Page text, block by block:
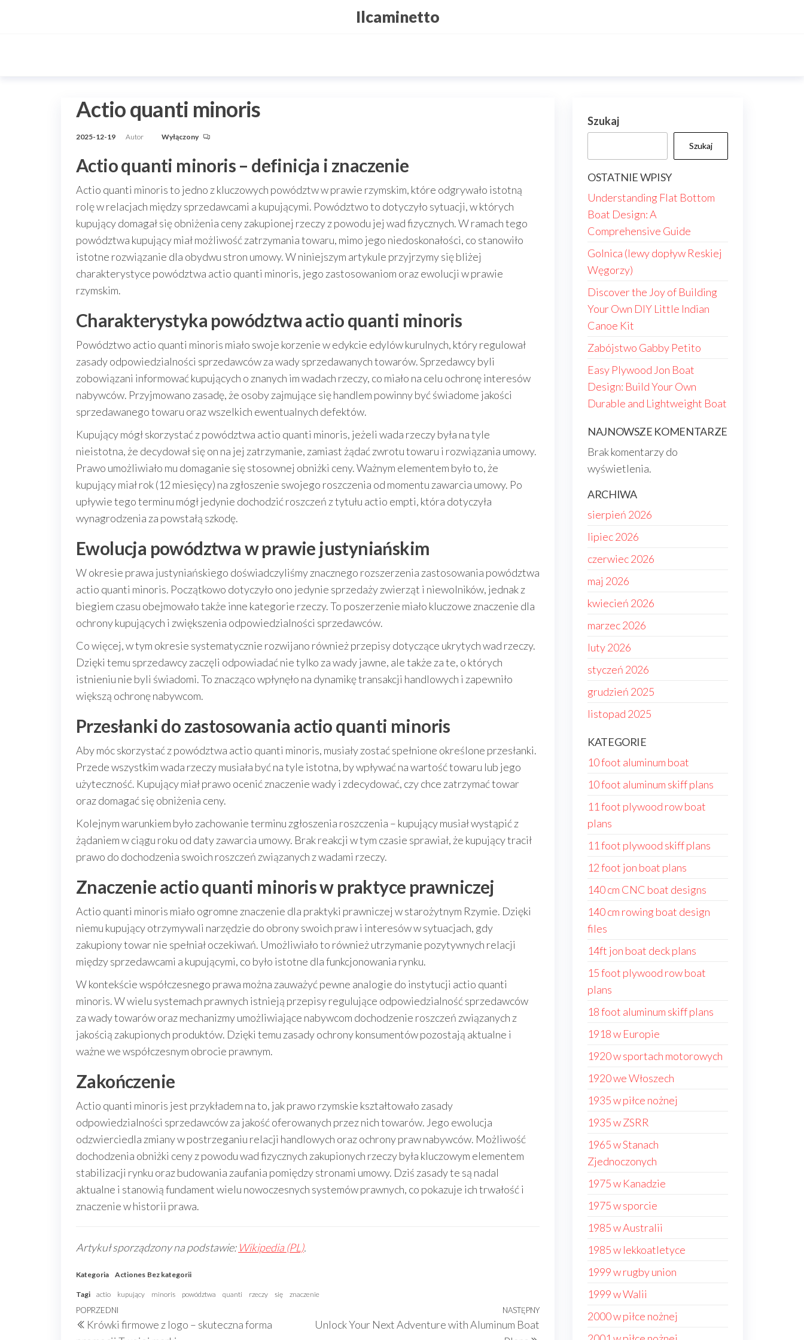
Ilcaminetto
Actio quanti minoris
2025-12-19 Autor Wyłączony
Actio quanti minoris – definicja i znaczenie
Actio quanti minoris to jedno z kluczowych powództw w prawie rzymskim, które odgrywało istotną
rolę w relacjach między sprzedawcami a kupującymi. Powództwo to dotyczyło sytuacji, w których
kupujący domagał się obniżenia ceny zakupionej rzeczy z powodu jej wad fizycznych. W ramach tego
powództwa kupujący miał możliwość zatrzymania towaru, mimo jego niedoskonałości, co stanowiło
istotne rozwiązanie dla obydwu stron umowy. W niniejszym artykule przyjrzymy się bliżej
charakterystyce powództwa actio quanti minoris, jego zastosowaniom oraz ewolucji w prawie
rzymskim.
Charakterystyka powództwa actio quanti minoris
Powództwo actio quanti minoris miało swoje korzenie w edykcie edylów kurulnych, który regulował
zasady odpowiedzialności sprzedawców za wady sprzedawanych towarów. Sprzedawcy byli
zobowiązani informować kupujących o znanych im wadach rzeczy, co miało na celu ochronę interesów
nabywców. Przyjmowano zasadę, że osoby zajmujące się handlem powinny być świadome jakości
sprzedawanego towaru oraz wszelkich ewentualnych defektów.
Kupujący mógł skorzystać z powództwa actio quanti minoris, jeżeli wada rzeczy była na tyle
nieistotna, że decydował się on na jej zatrzymanie, zamiast żądać zwrotu towaru i rozwiązania umowy.
Prawo umożliwiało mu domaganie się stosownej obniżki ceny. Ważnym elementem było to, że
kupujący miał rok (12 miesięcy) na zgłoszenie swojego roszczenia od momentu zawarcia umowy. Po
upływie tego terminu mógł jedynie dochodzić roszczeń z tytułu actio empti, która dotyczyła
wynagrodzenia za powstałą szkodę.
Ewolucja powództwa w prawie justyniańskim
W okresie prawa justyniańskiego doświadczyliśmy znacznego rozszerzenia zastosowania powództwa
actio quanti minoris. Początkowo dotyczyło ono jedynie sprzedaży zwierząt i niewolników, jednak z
biegiem czasu obejmowało także inne kategorie rzeczy. To poszerzenie miało kluczowe znaczenie dla
ochrony kupujących i zwiększenia odpowiedzialności sprzedawców.
Co więcej, w tym okresie systematycznie rozwijano również przepisy dotyczące ukrytych wad rzeczy.
Dzięki temu sprzedawcy zaczęli odpowiadać nie tylko za wady jawne, ale także za te, o których
istnieniu nie byli świadomi. To znacząco wpłynęło na dynamikę transakcji handlowych i zapewniło
większą ochronę nabywcom.
Przesłanki do zastosowania actio quanti minoris
Aby móc skorzystać z powództwa actio quanti minoris, musiały zostać spełnione określone przesłanki.
Przede wszystkim wada rzeczy musiała być na tyle istotna, by wpływać na wartość towaru lub jego
użyteczność. Kupujący miał prawo ocenić znaczenie wady i zdecydować, czy chce zatrzymać towar
oraz domagać się obniżenia ceny.
Kolejnym warunkiem było zachowanie terminu zgłoszenia roszczenia – kupujący musiał wystąpić z
żądaniem w ciągu roku od daty zawarcia umowy. Brak reakcji w tym czasie sprawiał, że kupujący tracił
prawo do dochodzenia swoich roszczeń związanych z wadami rzeczy.
Znaczenie actio quanti minoris w praktyce prawniczej
Actio quanti minoris miało ogromne znaczenie dla praktyki prawniczej w starożytnym Rzymie. Dzięki
niemu kupujący otrzymywali narzędzie do obrony swoich praw i interesów w sytuacjach, gdy
zakupiony towar nie spełniał oczekiwań. Umożliwiało to również utrzymanie pozytywnych relacji
między sprzedawcami a kupującymi, co było istotne dla funkcjonowania rynku.
W kontekście współczesnego prawa można zauważyć pewne analogie do instytucji actio quanti
minoris. W wielu systemach prawnych istnieją przepisy regulujące odpowiedzialność sprzedawców
za wady towarów oraz mechanizmy umożliwiające nabywcom dochodzenie roszczeń związanych z
jakością zakupionych produktów. Dzięki temu zasady ochrony konsumentów pozostają aktualne i
ważne we współczesnym obrocie prawnym.
Zakończenie
Actio quanti minoris jest przykładem na to, jak prawo rzymskie kształtowało zasady
odpowiedzialności sprzedawców za jakość oferowanych przez nich towarów. Jego ewolucja
odzwierciedla zmiany w postrzeganiu relacji handlowych oraz ochrony praw nabywców. Możliwość
dochodzenia obniżki ceny z powodu wad fizycznych zakupionych rzeczy była kluczowym elementem
stabilizacji rynku oraz budowania zaufania pomiędzy stronami umowy. Dziś zasady te są nadal
aktualne i stanowią fundament wielu nowoczesnych systemów prawnych, co pokazuje ich trwałość i
znaczenie w historii prawa.
Artykuł sporządzony na podstawie: Wikipedia (PL).
Kategoria Actiones Bez kategorii
Tagi actio kupujący minoris powództwa quanti rzeczy się znaczenie
Nawigacja
wpisu
Poprzedni
wpis
POPRZEDNI
Krówki firmowe z logo – skuteczna forma
Następny
NASTĘPNY
Unlock Your Next Adventure with Aluminum Boat
Szukaj
Szukaj
OSTATNIE WPISY
Understanding Flat Bottom
Boat Design: A
Comprehensive Guide
Golnica (lewy dopływ Reskiej
Węgorzy)
Discover the Joy of Building
Your Own DIY Little Indian
Canoe Kit
Zabójstwo Gabby Petito
Easy Plywood Jon Boat
Design: Build Your Own
Durable and Lightweight Boat
NAJNOWSZE KOMENTARZE
Brak komentarzy do
wyświetlenia.
ARCHIWA
sierpień 2026
lipiec 2026
czerwiec 2026
maj 2026
kwiecień 2026
marzec 2026
luty 2026
styczeń 2026
grudzień 2025
listopad 2025
KATEGORIE
10 foot aluminum boat
10 foot aluminum skiff plans
11 foot plywood row boat
plans
11 foot plywood skiff plans
12 foot jon boat plans
140 cm CNC boat designs
140 cm rowing boat design
files
14ft jon boat deck plans
15 foot plywood row boat
plans
18 foot aluminum skiff plans
1918 w Europie
1920 w sportach motorowych
1920 we Włoszech
1935 w piłce nożnej
1935 w ZSRR
1965 w Stanach
Zjednoczonych
1975 w Kanadzie
1975 w sporcie
1985 w Australii
1985 w lekkoatletyce
1999 w rugby union
1999 w Walii
2000 w piłce nożnej